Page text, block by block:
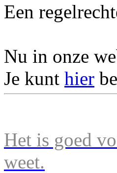
Een
Nu in onze
Je kunt hier
Het is goed
weet.